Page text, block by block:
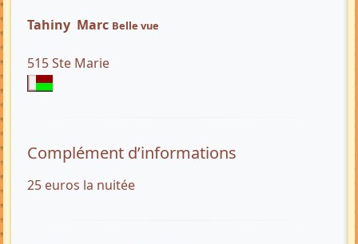
Tahiny Marc Belle vue
515 Ste Marie
Complément d’informations
25 euros la nuitée